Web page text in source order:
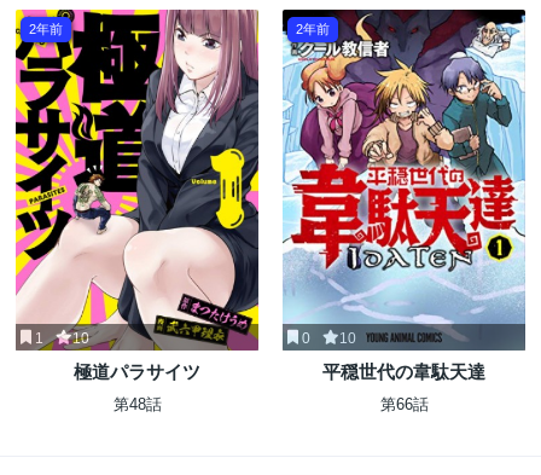
2年前
1 10
極道パラサイツ
第48話
2年前
0 10
平穏世代の韋駄天達
第66話